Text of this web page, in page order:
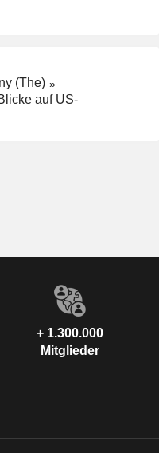
(The)
auf US-
+ 1.300.000
Mitglieder